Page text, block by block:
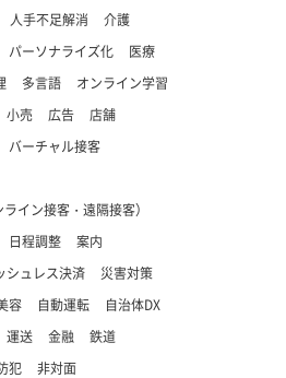
人手不足解消
介護
パーソナライズ化
医療
多言語
オンライン学習
小売 広告
店舗
バーチャル接客
イン接客・遠隔接客）
日程調整
案内
シュレス決済
災害対策
容 自動運転
自治体DX
運送 金融
鉄道
犯
非対面